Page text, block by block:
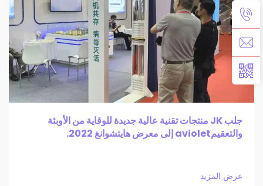
جلب JK منتجات تقنية عالية جديدة للوقاية من الأوبئة
والتعقيمaviolet إلى معرض هايتشوانغ 2022.
عرض المزيد